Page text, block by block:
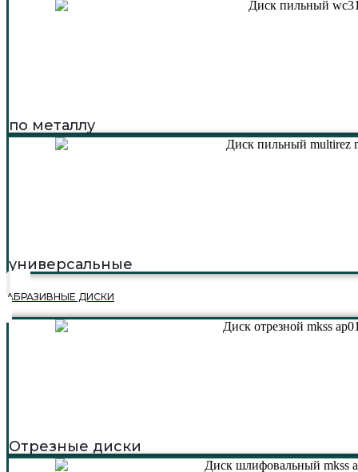
по металлу
универсальные
АБРАЗИВНЫЕ ДИСКИ
Отрезные диски